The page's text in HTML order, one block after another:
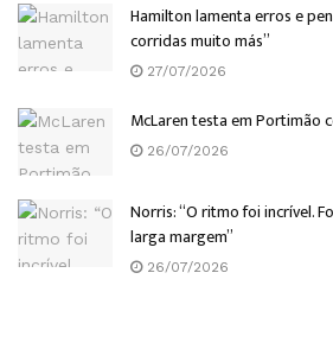
Hamilton lamenta erros e
corridas muito más”
27/07/2026
McLaren testa em Portimão
26/07/2026
Norris: “O ritmo foi incrível.
larga margem”
26/07/2026